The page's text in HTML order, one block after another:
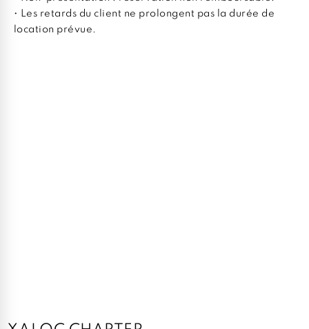
• Les retards du client ne prolongent pas la durée de
location prévue.